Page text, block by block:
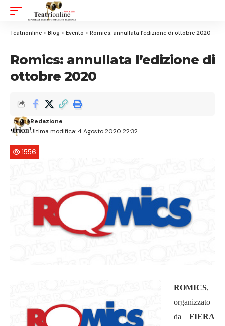
Resizer
Teatrionline > Blog > Evento > Romics: annullata l’edizione di ottobre 2020
Romics: annullata l’edizione di
ottobre 2020
Ultima modifica: 4 Agosto 2020 22:32
Redazione
1556
ROMICS,
organizzato
da FIERA